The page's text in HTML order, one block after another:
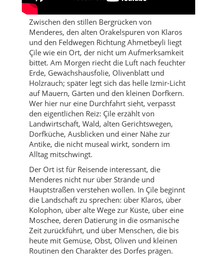
Zwischen den stillen Bergrücken von
Menderes, den alten Orakelspuren von Klaros
und den Feldwegen Richtung Ahmetbeyli liegt
Çile wie ein Ort, der nicht um Aufmerksamkeit
bittet. Am Morgen riecht die Luft nach feuchter
Erde, Gewächshausfolie, Olivenblatt und
Holzrauch; später legt sich das helle Izmir-Licht
auf Mauern, Gärten und den kleinen Dorfkern.
Wer hier nur eine Durchfahrt sieht, verpasst
den eigentlichen Reiz: Çile erzählt von
Landwirtschaft, Wald, alten Gerichtswegen,
Dorfküche, Ausblicken und einer Nähe zur
Antike, die nicht museal wirkt, sondern im
Alltag mitschwingt.
Der Ort ist für Reisende interessant, die
Menderes nicht nur über Strände und
Hauptstraßen verstehen wollen. In Çile beginnt
die Landschaft zu sprechen: über Klaros, über
Kolophon, über alte Wege zur Küste, über eine
Moschee, deren Datierung in die osmanische
Zeit zurückführt, und über Menschen, die bis
heute mit Gemüse, Obst, Oliven und kleinen
Routinen den Charakter des Dorfes prägen.